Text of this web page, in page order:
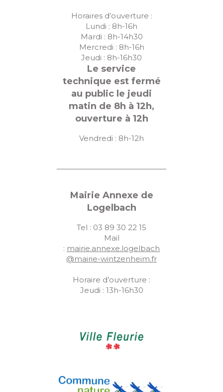
Horaires d’ouverture :
Lundi : 8h-16h
Mardi : 8h-14h30
Mercredi : 8h-16h
Jeudi : 8h-16h30
Le service
technique est fermé
au public le jeudi
matin de 8h à 12h,
ouverture à 12h
Vendredi : 8h-12h
Mairie Annexe de
Logelbach
Tel : 03 89 30 22 15
Mail
: mairie.annexe.logelbach
@mairie-wintzenheim.fr
Horaire d’ouverture :
Jeudi : 13h-16h30